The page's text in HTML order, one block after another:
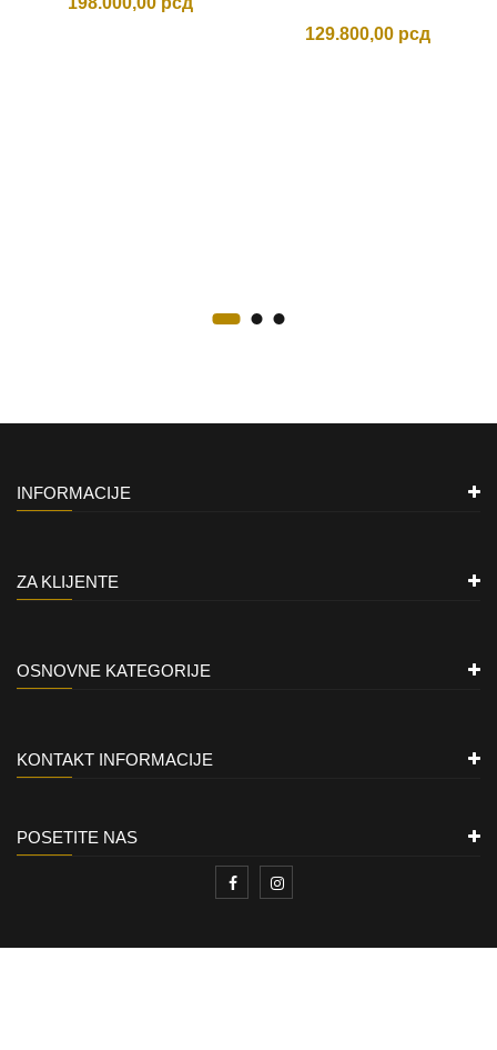
129.800,00 рсд
INFORMACIJE
ZA KLIJENTE
OSNOVNE KATEGORIJE
KONTAKT INFORMACIJE
POSETITE NAS